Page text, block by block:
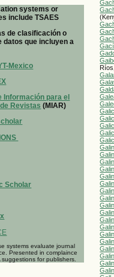
systems or
include TSAES
de clasificación o
datos que incluyen a
Mexico
Información para el
Revistas (MIAR)
Scholar
systems evaluate journal
Presented in complaince
suggestions for publishers.